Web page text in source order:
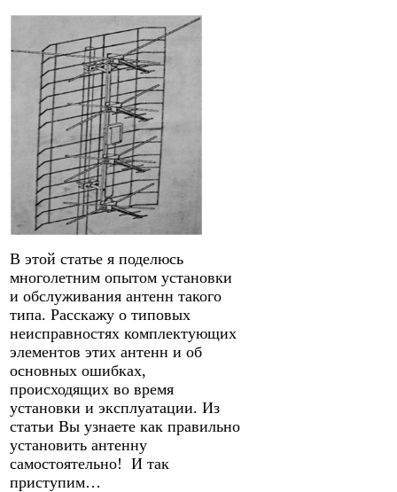
В этой статье я поделюсь
многолетним опытом установки
и обслуживания антенн такого
типа. Расскажу о типовых
неисправностях комплектующих
элементов этих антенн и об
основных ошибках,
происходящих во время
установки и эксплуатации. Из
статьи Вы узнаете как правильно
установить антенну
самостоятельно! И так
приступим…